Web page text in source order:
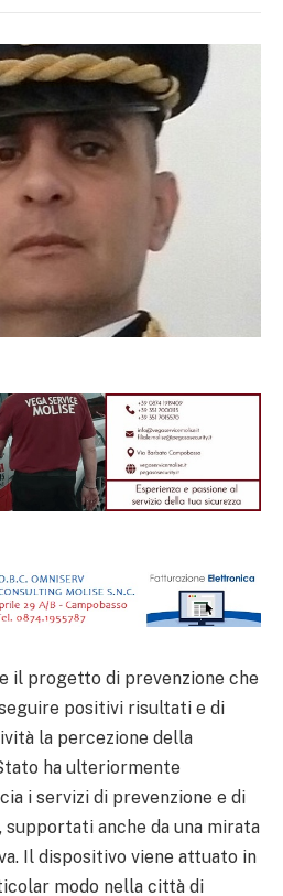
il progetto di prevenzione che
positivi risultati e di
la percezione della
ha ulteriormente
i servizi di prevenzione e di
anche da una mirata
Il dispositivo viene attuato in
modo nella città di